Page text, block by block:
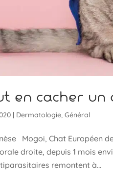
en cacher un
| Dermatologie,Général
Mogoi, Chat Européen
droite, depuis 1 mois
remontent à...